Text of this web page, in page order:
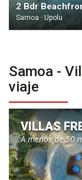
Samoa · Upolu
Samoa -
viaje
VILLAS
A menos de 50